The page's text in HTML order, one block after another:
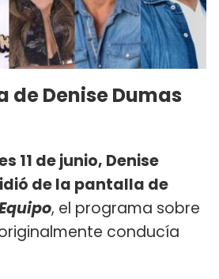
de Denise Dumas
11 de junio, Denise
de la pantalla de
, el programa sobre
conducía